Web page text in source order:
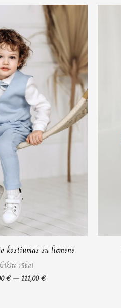
su liemene
rūbai
€–111,00€
Price
range:
100,00 €
through
111,00 €